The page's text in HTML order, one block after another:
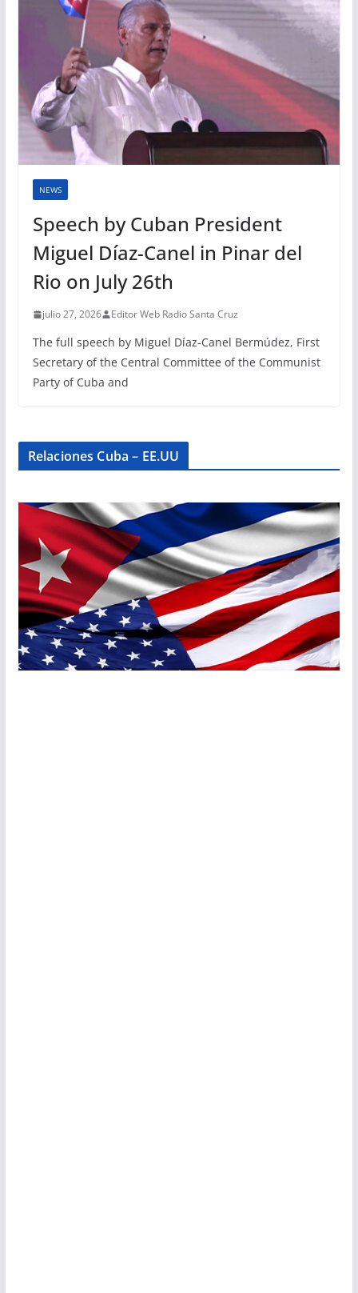
NEWS
Speech by Cuban President
Miguel Díaz-Canel in Pinar del
Rio on July 26th
julio 27, 2026 Editor Web Radio Santa Cruz
The full speech by Miguel Díaz-Canel Bermúdez, First
Secretary of the Central Committee of the Communist
Party of Cuba and
Relaciones Cuba – EE.UU